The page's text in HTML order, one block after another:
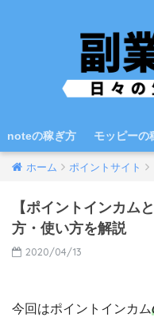
noteの稼ぎ方 モッピーの
ホーム ポイントサイト
【ポイントインカム
方・使い方を解説
2020/04/13
今回はポイントインカム